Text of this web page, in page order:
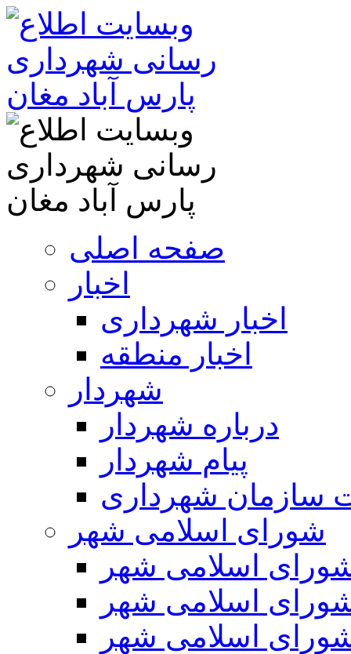
صفحه اصلی
اخبار
اخبار شهرداری
اخبار منطقه
شهردار
درباره شهردار
پیام شهردار
سازمان شهرداری
شورای اسلامی شهر
اسلامی شهر
اسلامی شهر
اسلامی شهر